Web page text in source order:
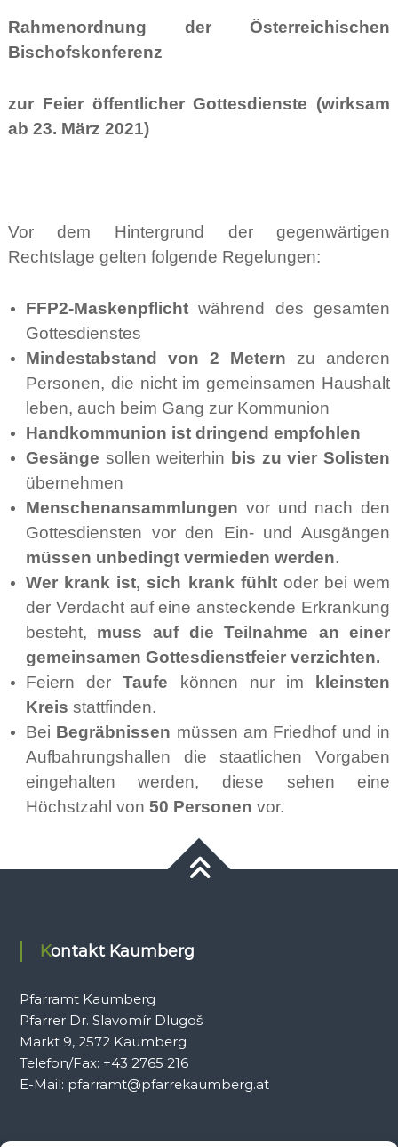
Rahmenordnung der Österreichischen
Bischofskonferenz
zur Feier öffentlicher Gottesdienste (wirksam
ab 23. März 2021)
Vor dem Hintergrund der gegenwärtigen
Rechtslage gelten folgende Regelungen:
FFP2-Maskenpflichtwährend des gesamten
Gottesdienstes
Mindestabstand von 2 Metern zu anderen
Personen, die nicht im gemeinsamen Haushalt
leben, auch beim Gang zur Kommunion
Handkommunion ist dringend empfohlen
Gesänge sollen weiterhin bis zu vier Solisten
übernehmen
Menschenansammlungen vor und nach den
Gottesdiensten vor den Ein- und Ausgängen
müssen unbedingt vermieden werden.
Wer krank ist, sich krank fühltoder bei wem
der Verdacht auf eine ansteckende Erkrankung
besteht, muss auf die Teilnahme an einer
gemeinsamen Gottesdienstfeier verzichten.
Feiern derTaufe können nur im
kleinsten
Kreis stattfinden.
Bei Begräbnissen müssen am Friedhof und in
Aufbahrungshallen die staatlichen Vorgaben
eingehalten werden, diese sehen eine
Höchstzahl von 50 Personen vor.
Kontakt Kaumberg
Pfarramt Kaumberg
Pfarrer Dr. Slavomír Dlugoš
Markt 9, 2572 Kaumberg
Telefon/Fax: +43 2765 216
E-Mail: pfarramt@pfarrekaumberg.at